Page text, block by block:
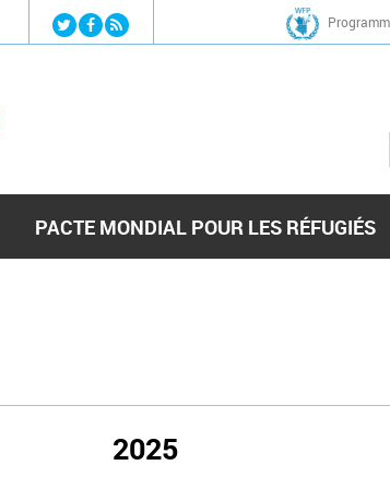
Jump to navigation
PACTE MONDIAL POUR LES RÉFUGIÉS
2025